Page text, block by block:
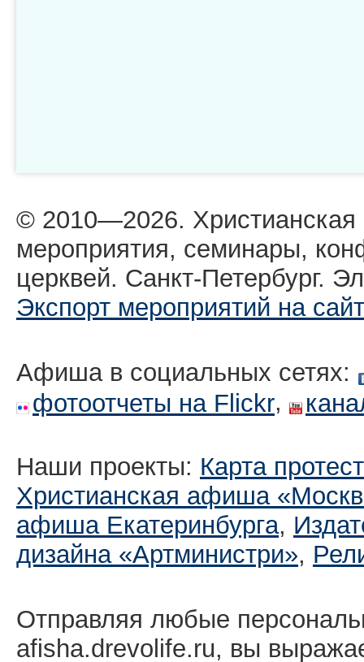
© 2010—2026.
мероприятия, семинары,
церквей. Санкт-Петербург.
Экспорт мероприятий на сайт
Афиша в социальных сетях:
фотоотчеты на Flickr,
Наши проекты: Карта
Христианская афиша
афиша Екатеринбургa,
дизайна «Артминистри»,
Отправляя любые
afisha.drevolife.ru, вы